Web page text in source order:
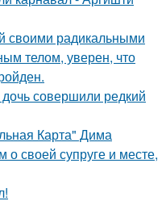
своими радикальными
телом, уверен, что
совершили редкий
Карта" Дима
своей супруге и месте,